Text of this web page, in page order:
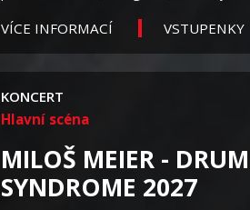
VÍCE INFORMACÍ VSTUPENKY
KONCERT
Hlavní scéna
MILOŠ MEIER -
SYNDROME 2027